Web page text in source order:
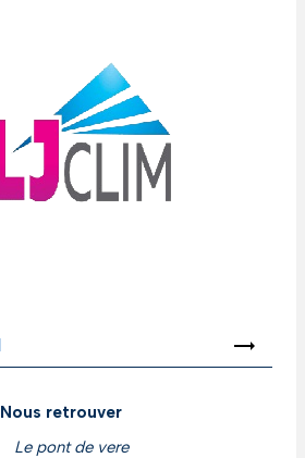
trending_flat
Nous retrouver
Le pont de vere